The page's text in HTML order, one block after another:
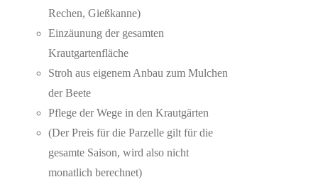
Rechen, Gießkanne)
Einzäunung der gesamten
Krautgartenfläche
Stroh aus eigenem Anbau zum Mulchen
der Beete
Pflege der Wege in den Krautgärten
(Der Preis für die Parzelle gilt für die
gesamte Saison, wird also nicht
monatlich berechnet)